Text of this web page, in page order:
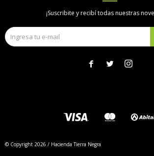
¡Suscribite y recibí todas nuestras
  
© Copyright 2026 / Hacienda Tierra Negra